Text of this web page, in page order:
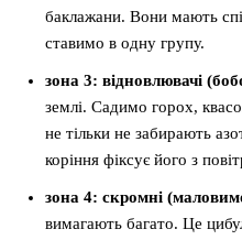
баклажани. Вони мають
ставимо в одну групу.
зона 3: відновлювачі
землі. Садимо горох,
не тільки не забирають
коріння фіксує його з
зона 4: скромні
вимагають багато. Це